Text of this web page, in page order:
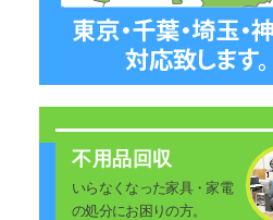
不用品回収
いらなくなった家具・家電
の処分にお困りの方。